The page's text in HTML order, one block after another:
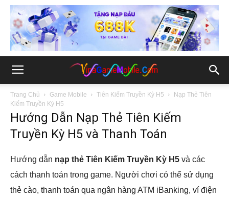
Trang Chủ Game Mobile Tiên Kiếm Truyền Kỳ H5
Nạp Thẻ Tiên
Kiếm Truyền Kỳ H5
Hướng Dẫn Nạp Thẻ Tiên Kiếm
Truyền Kỳ H5 và Thanh Toán
Hướng dẫn nạp thẻ Tiên Kiếm Truyền Kỳ H5 và các
cách thanh toán trong game. Người chơi có thể sử dụng
thẻ cào, thanh toán qua ngân hàng ATM iBanking, ví điện